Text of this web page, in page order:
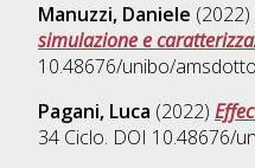
Manuzzi, Daniele (2022)
simulazione e
10.48676/unibo/
Pagani, Luca (2022)
34 Ciclo. DOI 10.48676/